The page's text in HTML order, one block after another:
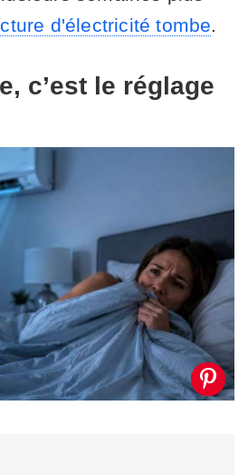
d'électricité tombe.
c’est le réglage